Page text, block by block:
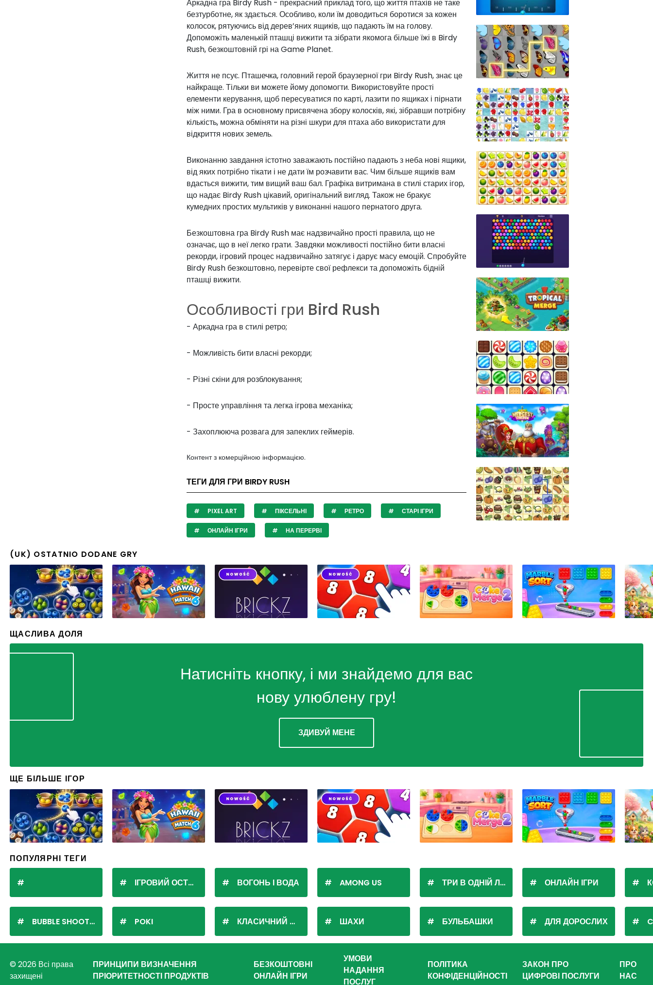
Аркадна гра Birdy Rush - прекрасний приклад того, що життя птахів не таке
безтурботне, як здається. Особливо, коли їм доводиться боротися за кожен
колосок, рятуючись від дерев’яних ящиків, що падають їм на голову.
Допоможіть маленькій пташці вижити та зібрати якомога більше їжі в Birdy
Rush, безкоштовній грі на Game Planet.
Життя не псує. Пташечка, головний герой браузерної гри Birdy Rush, знає це
найкраще. Тільки ви можете йому допомогти. Використовуйте прості
елементи керування, щоб пересуватися по карті, лазити по ящиках і пірнати
між ними. Гра в основному присвячена збору колосків, які, зібравши потрібну
кількість, можна обміняти на різні шкури для птаха або використати для
відкриття нових земель.
Виконанню завдання істотно заважають постійно падають з неба нові ящики,
від яких потрібно тікати і не дати їм розчавити вас. Чим більше ящиків вам
вдасться вижити, тим вищий ваш бал. Графіка витримана в стилі старих ігор,
що надає Birdy Rush цікавий, оригінальний вигляд. Також не бракує
кумедних простих мультиків у виконанні нашого пернатого друга.
Безкоштовна гра Birdy Rush має надзвичайно прості правила, що не
означає, що в неї легко грати. Завдяки можливості постійно бити власні
рекорди, ігровий процес надзвичайно затягує і дарує масу емоцій. Спробуйте
Birdy Rush безкоштовно, перевірте свої рефлекси та допоможіть бідній
пташці вижити.
Особливості гри Bird Rush
- Аркадна гра в стилі ретро;
- Можливість бити власні рекорди;
- Різні скіни для розблокування;
- Просте управління та легка ігрова механіка;
- Захоплююча розвага для запеклих геймерів.
Контент з комерційною інформацією.
ТЕГИ ДЛЯ ГРИ BIRDY RUSH
PIXEL ART ПІКСЕЛЬНІ РЕТРО СТАРІ ІГРИ
ОНЛАЙН ІГРИ НА ПЕРЕРВІ
(UK) OSTATNIO DODANE GRY
ЩАСЛИВА ДОЛЯ
Натисніть кнопку, і ми знайдемо для вас
нову улюблену гру!
ЗДИВУЙ МЕНЕ
ЩЕ БІЛЬШЕ ІГОР
ПОПУЛЯРНІ ТЕГИ
BUBBLE SHOOTER
ІГРОВИЙ ОСТРІВ
POKI
ВОГОНЬ І ВОДА
КЛАСИЧНИЙ ПАСЬЯНС
AMONG US
ШАХИ
ТРИ В ОДНІЙ ЛІНІЇ
БУЛЬБАШКИ
ОНЛАЙН ІГРИ
ДЛЯ ДОРОСЛИХ
© 2026 Всі права
захищені
ПРИНЦИПИ ВИЗНАЧЕННЯ
ПРІОРИТЕТНОСТІ ПРОДУКТІВ
БЕЗКОШТОВНІ
ОНЛАЙН ІГРИ
УМОВИ
НАДАННЯ
ПОСЛУГ
ПОЛІТИКА
КОНФІДЕНЦІЙНОСТІ
ЗАКОН ПРО
ЦИФРОВІ ПОСЛУГИ
ПРО
НАС